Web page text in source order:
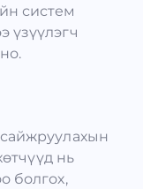
систем
үзүүлэгч
нь
болгох,